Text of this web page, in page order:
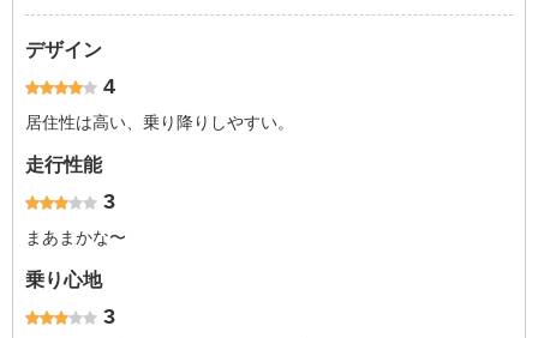
デザイン
4
居住性は高い、乗り降りしやすい。
走行性能
3
まあまかな〜
乗り心地
3